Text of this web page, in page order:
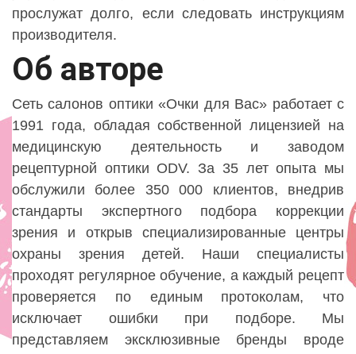
прослужат долго, если следовать инструкциям
производителя.
Об авторе
Сеть салонов оптики «Очки для Вас» работает с
1991 года, обладая собственной лицензией на
медицинскую деятельность и заводом
рецептурной оптики ODV. За 35 лет опыта мы
обслужили более 350 000 клиентов, внедрив
стандарты экспертного подбора коррекции
зрения и открыв специализированные центры
охраны зрения детей. Наши специалисты
проходят регулярное обучение, а каждый рецепт
проверяется по единым протоколам, что
исключает ошибки при подборе. Мы
представляем эксклюзивные бренды вроде